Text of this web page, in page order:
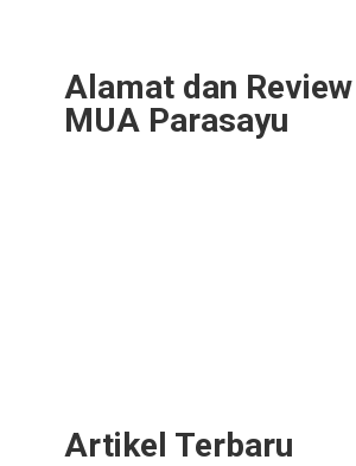
Alamat dan
MUA Parasayu
Artikel Terbaru